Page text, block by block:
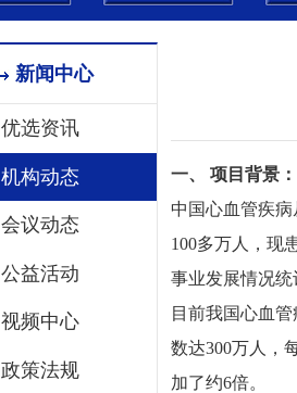
新闻中心
优选资讯
机构动态
会议动态
公益活动
视频中心
政策法规
一、 项目背景：
中国心血管疾
100多万人，现
事业发展情况统
目前我国心血
数达300万人，
加了约6倍。